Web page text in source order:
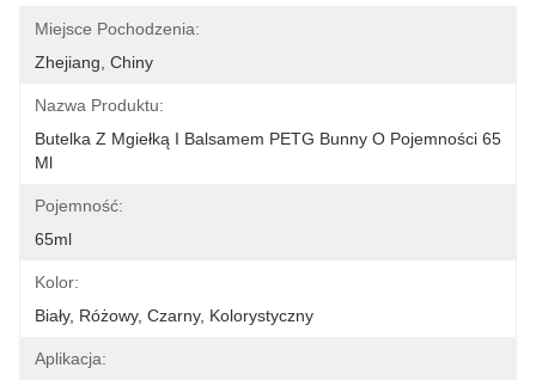
Miejsce Pochodzenia:
Zhejiang, Chiny
Nazwa Produktu:
Butelka Z Mgiełką I Balsamem PETG Bunny O Pojemności 65
Ml
Pojemność:
65ml
Kolor:
Biały, Różowy, Czarny, Kolorystyczny
Aplikacja: